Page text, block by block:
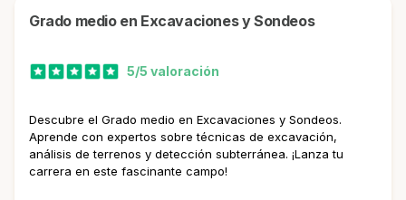
Grado medio en Excavaciones y Sondeos
5/5 valoración
Descubre el Grado medio en Excavaciones y Sondeos.
Aprende con expertos sobre técnicas de excavación,
análisis de terrenos y detección subterránea. ¡Lanza tu
carrera en este fascinante campo!